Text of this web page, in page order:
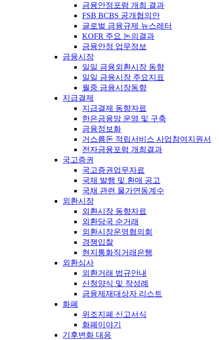
금융안정포럼 개최 결과
FSB BCBS 공개협의안
글로벌 금융규제 뉴스레터
KOFR 주요 논의결과
금융안정 업무정보
금융시장
일일 금융외환시장 동향
일일 금융시장 주요지표
월중 금융시장동향
지급결제
지급결제 동향자료
한은금융망 운영 및 구축
금융정보화
거스름돈 적립서비스 사업참여지원서
전자금융포럼 개최결과
국고증권
국고증권업무자료
국채 발행 및 환매 공고
국채 관련 물가연동계수
외환시장
외환시장 동향자료
외환당국 순거래
외환시장운영협의회
경쟁입찰
현지통화직거래은행
외환심사
외환거래 법규안내
신청양식 및 작성례
금융제재대상자 리스트
화폐
위조지폐 신고서식
화폐이야기
기후변화 대응